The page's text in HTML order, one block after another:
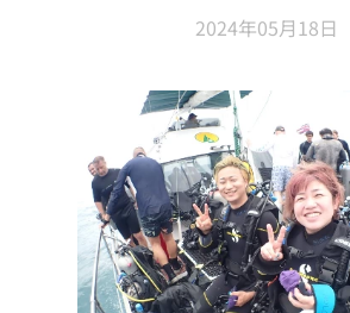
2024年05月18日